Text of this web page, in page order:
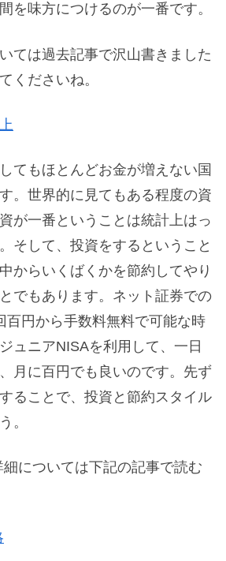
を味方につけるのが一番です。
ては過去記事で沢山書きました
くださいね。
てもほとんどお金が増えない国
。世界的に見てもある程度の資
が一番ということは統計上はっ
そして、投資をするということ
からいくばくかを節約してやり
でもあります。ネット証券での
百円から手数料無料で可能な時
ュニアNISAを利用して、一日
月に百円でも良いのです。先ず
ることで、投資と節約スタイル
。
については下記の記事で読む